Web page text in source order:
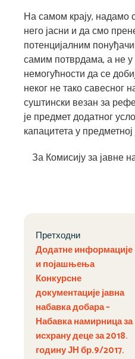
На самом крају,
него јасни и да смо
потенцијалним
самим потврдама, а не
немогућности да се
неког не тако савесног
суштински везан за
је предмет додатног
капацитета у
За Комисију за јавне
Претходни
Додатне информације
и појашњења
Конкурсне
документације јавна
набавка добара –
Набавка намирница за
исхрану деце за 2018.
годину ЈН бр.9/2017.